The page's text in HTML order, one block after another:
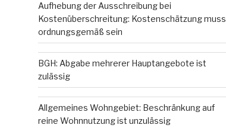
Aufhebung der Ausschreibung bei
Kostenüberschreitung: Kostenschätzung muss
ordnungsgemäß sein
BGH: Abgabe mehrerer Hauptangebote ist
zulässig
Allgemeines Wohngebiet: Beschränkung auf
reine Wohnnutzung ist unzulässig